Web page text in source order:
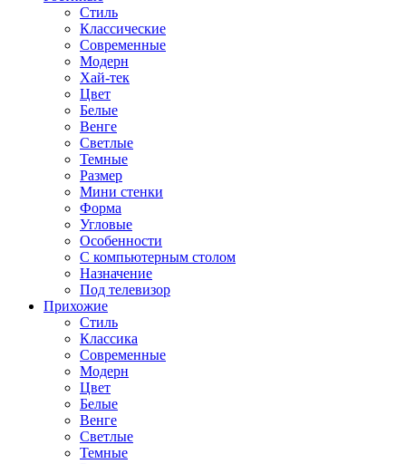
Стиль
Классические
Современные
Модерн
Хай-тек
Цвет
Белые
Венге
Светлые
Темные
Размер
Мини стенки
Форма
Угловые
Особенности
С компьютерным столом
Назначение
Под телевизор
Прихожие
Стиль
Классика
Современные
Модерн
Цвет
Белые
Венге
Светлые
Темные